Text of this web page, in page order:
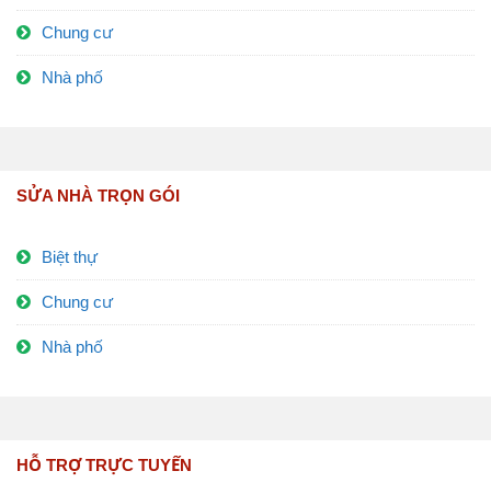
Chung cư
Nhà phố
SỬA NHÀ TRỌN GÓI
Biệt thự
Chung cư
Nhà phố
HỖ TRỢ TRỰC TUYẾN